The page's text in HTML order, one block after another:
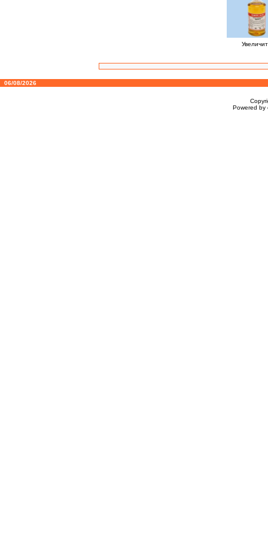
06/08/2026
Powered by